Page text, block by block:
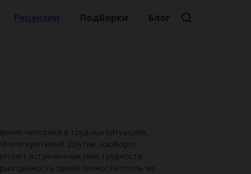
Подборки Блог
человека в трудных ситуациях.
или критикой. Другие, наоборот,
встреченные ими трудности
ценность своей личности столь же